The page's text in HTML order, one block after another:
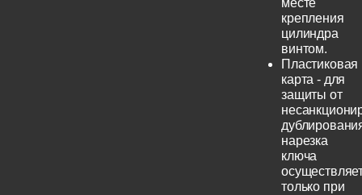
месте
крепления
цилиндра
винтом.
Пластиковая
карта - для
защиты от
нарезка
ключа
только при